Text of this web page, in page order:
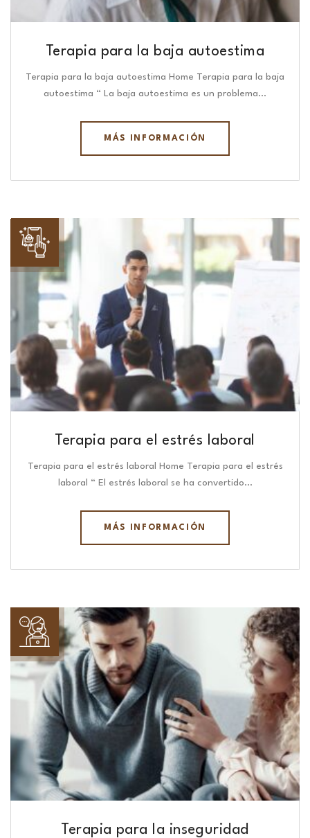
Terapia para la baja autoestima
Terapia para la baja autoestima Home Terapia para la baja
autoestima “ La baja autoestima es un problema…
MÁS INFORMACIÓN
Terapia para el estrés laboral
Terapia para el estrés laboral Home Terapia para el estrés
laboral “ El estrés laboral se ha convertido…
MÁS INFORMACIÓN
Terapia para la inseguridad